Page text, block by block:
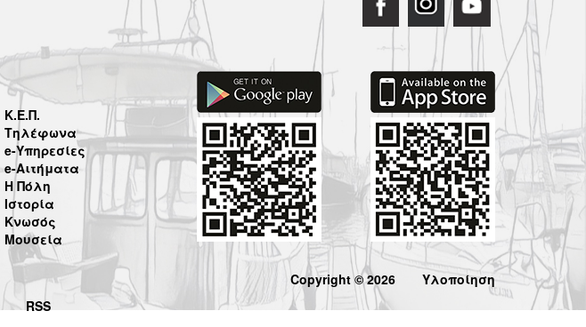
Κ.Ε.Π.
Τηλέφωνα
e-Υπηρεσίες
e-Αιτήματα
Η Πόλη
Ιστορία
Κνωσός
Μουσεία
RSS
Copyright © 2026 Υλοποίηση